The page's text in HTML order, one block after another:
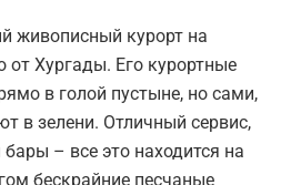
живописный курорт на
от Хургады. Его курортные
в голой пустыне, но сами,
в зелени. Отличный сервис,
– все это находится на
бескрайние песчаные